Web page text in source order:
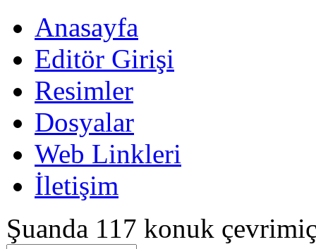
Anasayfa
Editör Girişi
Resimler
Dosyalar
Web Linkleri
İletişim
Şuanda 117 konuk